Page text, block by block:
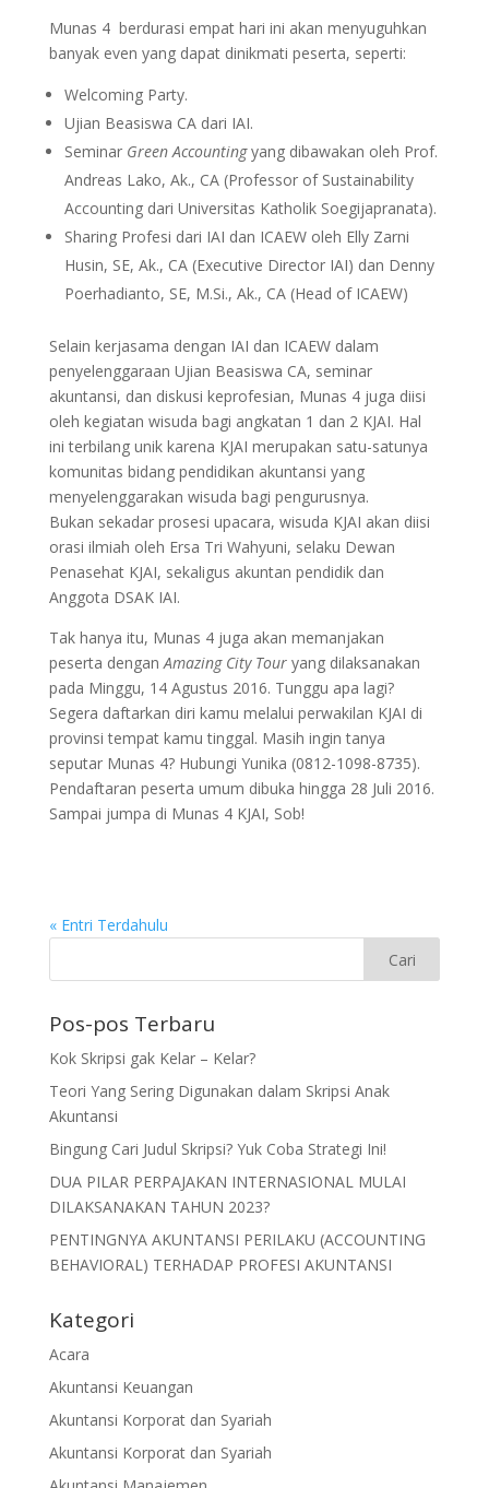
Munas 4 berdurasi empat hari ini akan menyuguhkan
banyak even yang dapat dinikmati peserta, seperti:
Welcoming Party.
Ujian Beasiswa CA dari IAI.
Seminar Green Accountingyang dibawakan oleh Prof.
Andreas Lako, Ak., CA (Professor of Sustainability
Accounting dari Universitas Katholik Soegijapranata).
Sharing Profesi dari IAI dan ICAEW oleh Elly Zarni
Husin, SE, Ak., CA (Executive Director IAI) dan Denny
Poerhadianto, SE, M.Si., Ak., CA (Head of ICAEW)
Selain kerjasama dengan IAI dan ICAEW dalam
penyelenggaraan Ujian Beasiswa CA, seminar
akuntansi, dan diskusi keprofesian, Munas 4 juga diisi
oleh kegiatan wisuda bagi angkatan 1 dan 2 KJAI. Hal
ini terbilang unik karena KJAI merupakan satu-satunya
komunitas bidang pendidikan akuntansi yang
menyelenggarakan wisuda bagi pengurusnya.
Bukan sekadar prosesi upacara, wisuda KJAI akan diisi
orasi ilmiah oleh Ersa Tri Wahyuni, selaku Dewan
Penasehat KJAI, sekaligus akuntan pendidik dan
Anggota DSAK IAI.
Tak hanya itu, Munas 4 juga akan memanjakan
peserta denganAmazing City Tour yang dilaksanakan
pada Minggu, 14 Agustus 2016. Tunggu apa lagi?
Segera daftarkan diri kamu melalui perwakilan KJAI di
provinsi tempat kamu tinggal. Masih ingin tanya
seputar Munas 4? Hubungi Yunika (0812-1098-8735).
Pendaftaran peserta umum dibuka hingga 28 Juli 2016.
Sampai jumpa di Munas 4 KJAI, Sob!
« Entri Terdahulu
Pos-pos Terbaru
Kok Skripsi gak Kelar – Kelar?
Teori Yang Sering Digunakan dalam Skripsi Anak
Akuntansi
Bingung Cari Judul Skripsi? Yuk Coba Strategi Ini!
DUA PILAR PERPAJAKAN INTERNASIONAL MULAI
DILAKSANAKAN TAHUN 2023?
PENTINGNYA AKUNTANSI PERILAKU (ACCOUNTING
BEHAVIORAL) TERHADAP PROFESI AKUNTANSI
Kategori
Acara
Akuntansi Keuangan
Akuntansi Korporat dan Syariah
Akuntansi Korporat dan Syariah